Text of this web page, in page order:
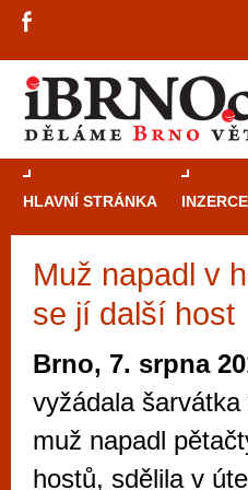
HLAVNÍ STRÁNKA INZERCE
Muž napadl v
se jí další host
Brno, 7. srpna
vyžádala
muž napadl
hostů, sdělila v
Mimo jiné je ale